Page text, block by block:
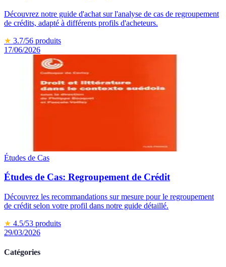
Découvrez notre guide d'achat sur l'analyse de cas de regroupement
de crédits, adapté à différents profils d'acheteurs.
★ 3.7/56 produits
17/06/2026
Études de Cas
Études de Cas: Regroupement de Crédit
Découvrez les recommandations sur mesure pour le regroupement
de crédit selon votre profil dans notre guide détaillé.
★ 4.5/53 produits
29/03/2026
Catégories